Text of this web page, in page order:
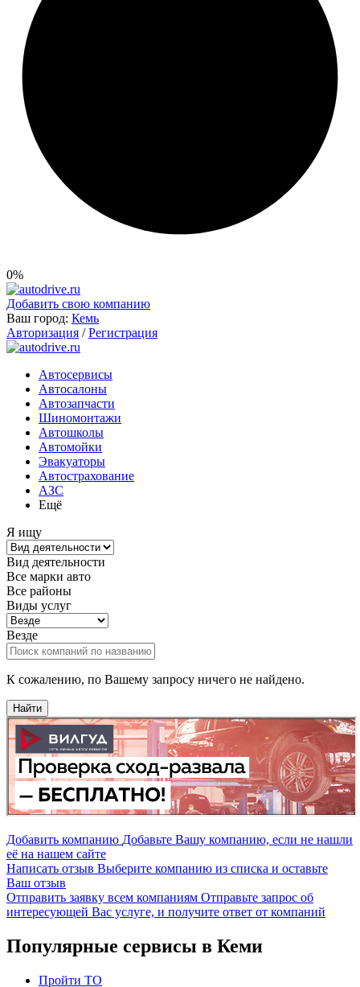
0%
Добавить свою компанию
Ваш город: Кемь
Авторизация / Регистрация
Автосервисы
Автосалоны
Автозапчасти
Шиномонтажи
Автошколы
Автомойки
Эвакуаторы
Автострахование
АЗС
Ещё
Я ищу
Вид деятельности
Все марки авто
Все районы
Виды услуг
Везде
К сожалению, по Вашему запросу ничего не найдено.
Найти
Добавить компанию Добавьте Вашу компанию, если не нашли
её на нашем сайте
Написать отзыв Выберите компанию из списка и оставьте
Ваш отзыв
Отправить заявку всем компаниям Отправьте запрос об
интересующей Вас услуге, и получите ответ от компаний
Популярные сервисы в Кеми
Пройти ТО